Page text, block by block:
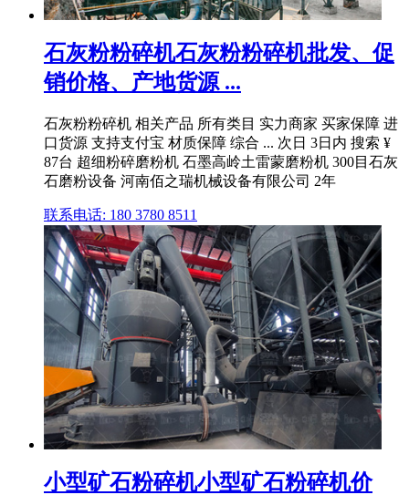
石灰粉粉碎机石灰粉粉碎机批发、促
销价格、产地货源 ...
石灰粉粉碎机 相关产品 所有类目 实力商家 买家保障 进
口货源 支持支付宝 材质保障 综合 ... 次日 3日内 搜索 ¥
87台 超细粉碎磨粉机 石墨高岭土雷蒙磨粉机 300目石灰
石磨粉设备 河南佰之瑞机械设备有限公司 2年
联系电话: 180 3780 8511
小型矿石粉碎机小型矿石粉碎机价